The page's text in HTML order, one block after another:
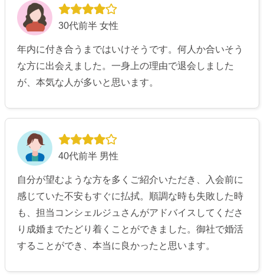
30代前半 女性
年内に付き合うまではいけそうです。何人か合いそう
な方に出会えました。一身上の理由で退会しました
が、本気な人が多いと思います。
40代前半 男性
自分が望むような方を多くご紹介いただき、入会前に
感じていた不安もすぐに払拭。順調な時も失敗した時
も、担当コンシェルジュさんがアドバイスしてくださ
り成婚までたどり着くことができました。御社で婚活
することができ、本当に良かったと思います。